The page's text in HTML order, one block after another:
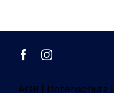
AGB | Datenschutz |